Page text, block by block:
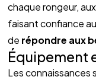
chaque rongeur,
faisant confiance
de répondre aux
Équipement
Les connaissances